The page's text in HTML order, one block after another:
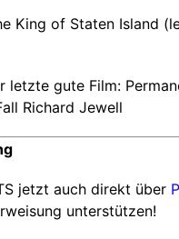
King of Staten Island
letzte gute Film:
Richard Jewell
jetzt auch direkt über
unterstützen!